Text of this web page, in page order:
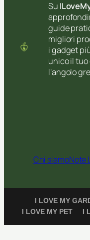
Su
guide
migliori
i gadget
unico il
l’angolo
Chi siamoNote
I LOVE MY
I LOVE MY PET
I